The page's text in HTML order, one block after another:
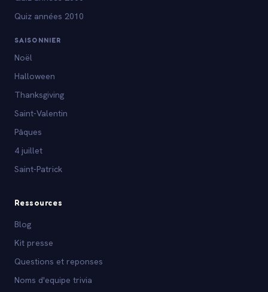
Quiz années 2010
SAISONNIER
Noël
Halloween
Thanksgiving
Saint-Valentin
Pâques
4 juillet
Saint-Patrick
Ressources
Blog
Kit presse
Questions et reponses
Noms d'equipe trivia